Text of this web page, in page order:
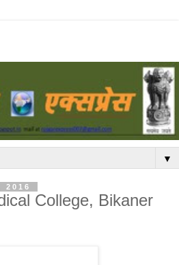
▼
2016
College, Bikaner